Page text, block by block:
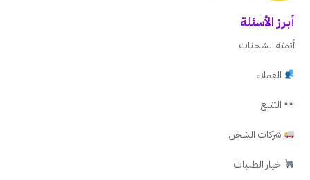
أبرز الأسئلة
أتمتة الشحنات
العملاء
التتبع
شركات الشحن
خيار الطلبات